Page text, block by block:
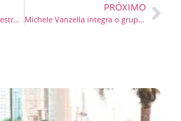
Clube formado por alunos estreia peça no Teatro Juarez Machado
PRÓXIMO
Michele Vanzella integra o grupo de Mentoras da 4a turma do “Elas na Industria”